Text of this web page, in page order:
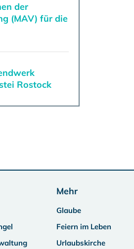
der
(MAV) für die
Rostock
Mehr
Glaube
Feiern im Leben
Urlaubskirche